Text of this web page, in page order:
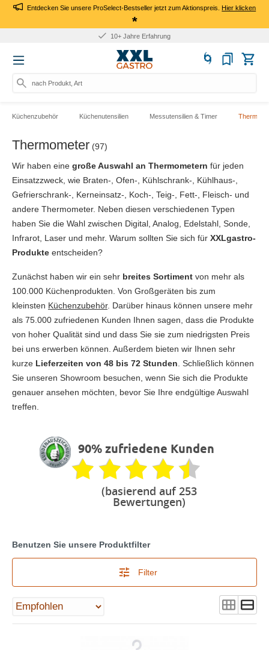
Entdecken Sie unsere ProSelect-Bestseller jetzt zum Aktionspreis.Hier klicken
*
10+ Jahre Erfahrung
nach Produkt, Art.-Nr., Mar
Küchenzubehör Küchenutensilien Messutensilien & Timer
Thermometer (97)
Wir haben eine große Auswahl an Thermometern für jeden
Einsatzzweck, wie Braten-, Ofen-, Kühlschrank-, Kühlhaus-,
Gefrierschrank-, Kerneinsatz-, Koch-, Teig-, Fett-, Fleisch- und
andere Thermometer. Neben diesen verschiedenen Typen
haben Sie die Wahl zwischen Digital, Analog, Edelstahl, Sonde,
Infrarot, Laser und mehr. Warum sollten Sie sich für XXLgastro-
Produkte entscheiden?
Zunächst haben wir ein sehr breites Sortiment von mehr als
100.000 Küchenprodukten. Von Großgeräten bis zum
kleinsten Küchenzubehör. Darüber hinaus können unsere mehr
als 75.000 zufriedenen Kunden Ihnen sagen, dass die Produkte
von hoher Qualität sind und dass Sie sie zum niedrigsten Preis
bei uns erwerben können. Außerdem bieten wir Ihnen sehr
kurze Lieferzeiten von 48 bis 72 Stunden . Schließlich können
Sie unseren Showroom besuchen, wenn Sie sich die Produkte
genauer ansehen möchten, bevor Sie Ihre endgültige Auswahl
treffen.
90% zufriedene Kunden
(basierend auf 253
Bewertungen)
Benutzen Sie unsere Produktfilter
Filter